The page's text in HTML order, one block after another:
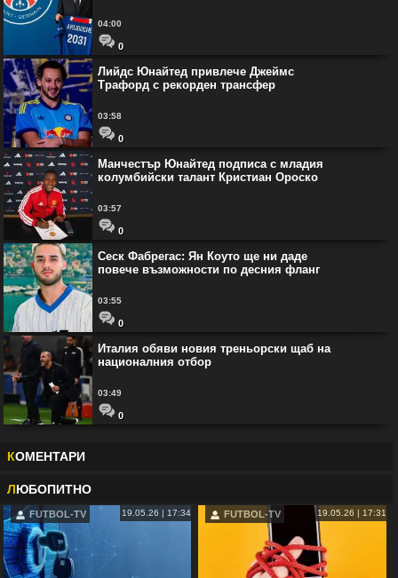
04:00
0
Лийдс Юнайтед привлече Джеймс
Трафорд с рекорден трансфер
03:58
0
Манчестър Юнайтед подписа с младия
колумбийски талант Кристиан Ороско
03:57
0
Сеск Фабрегас: Ян Коуто ще ни даде
повече възможности по десния фланг
03:55
0
Италия обяви новия треньорски щаб на
националния отбор
03:49
0
КОМЕНТАРИ
ЛЮБОПИТНО
FUTBOL-TV 19.05.26 | 17:34 FUTBOL-TV 19.05.26 | 17:31